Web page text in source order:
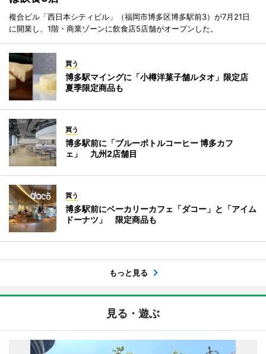
複合ビル「西日本シティビル」（福岡市博多区博多駅前3）が7月21日
に開業し、1階・商業ゾーンに飲食店5店舗がオープンした。
買う
博多駅マイングに「小樽洋菓子舗ルタオ」限定店
夏季限定商品も
買う
博多駅前に「ブルーボトルコーヒー 博多カフ
ェ」 九州2店舗目
買う
博多駅前にベーカリーカフェ「ダコー」と「アイム
ドーナツ」 限定商品も
もっと見る
見る・遊ぶ